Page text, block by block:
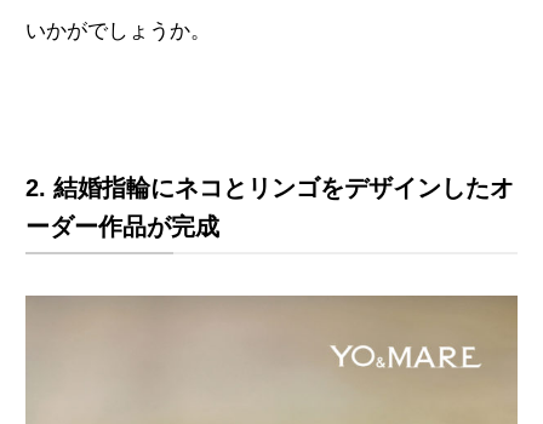
いかがでしょうか。
2. 結婚指輪にネコとリンゴをデザインしたオ
ーダー作品が完成